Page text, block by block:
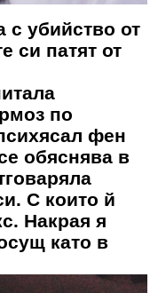
с убийство от
си патят от
по
фен
обяснява в
С които й
Накрая я
като в